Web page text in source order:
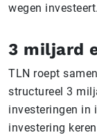
wegen
3 miljard
TLN roept
structureel 3
investeringen in
investering